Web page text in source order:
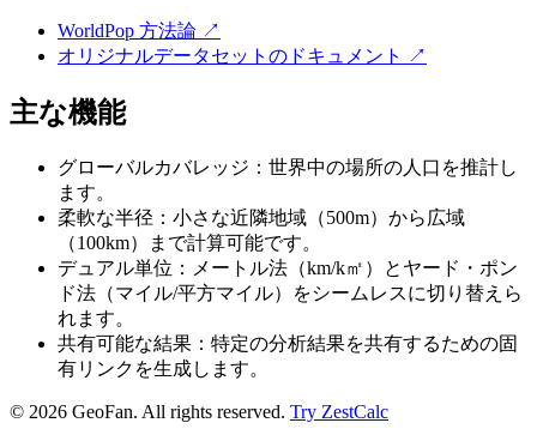
WorldPop 方法論 ↗
オリジナルデータセットのドキュメント
↗
主な機能
グローバルカバレッジ：世界中の場所の人口を推計し
ます。
柔軟な半径：小さな近隣地域（500m）から広域
（100km）まで計算可能です。
デュアル単位：メートル法（km/k㎡）とヤード・ポン
ド法（マイル/平方マイル）をシームレスに切り替えら
れます。
共有可能な結果：特定の分析結果を共有するための固
有リンクを生成します。
© 2026 GeoFan. All rights reserved. Try ZestCalc